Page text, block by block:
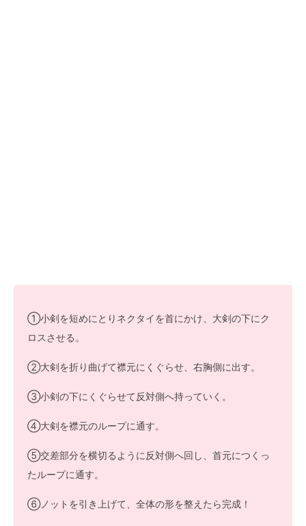
①小剣を短めにとりネクタイを首にかけ、大剣の下にク
ロスさせる。
②大剣を折り曲げて襟元にくぐらせ、右胸側に出す。
③小剣の下にくぐらせて反対側へ持っていく。
④大剣を襟元のループに通す。
⑤交差部分を横切るように反対側へ回し、首元につくっ
たループに通す。
⑥ノットを引き上げて、全体の形を整えたら完成！